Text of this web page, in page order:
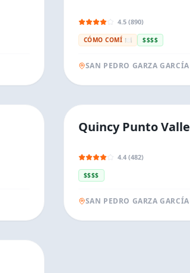
4.5 (890)
CÓMO COMÍ 🍽️ $$$$
SAN PEDRO GARZA GARCÍA
Quincy Punto Valle
4.4 (482)
$$$$
SAN PEDRO GARZA GARCÍA